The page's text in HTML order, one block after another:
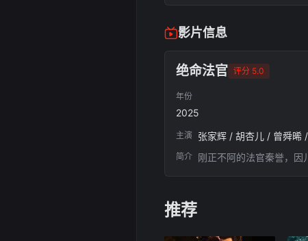
影片信息
绝命法官 评分 5.0
年份
2025
主演 张家辉 / 胡杏儿 / 曾舜晞
简介 刚正不阿的法官秦誉
推荐